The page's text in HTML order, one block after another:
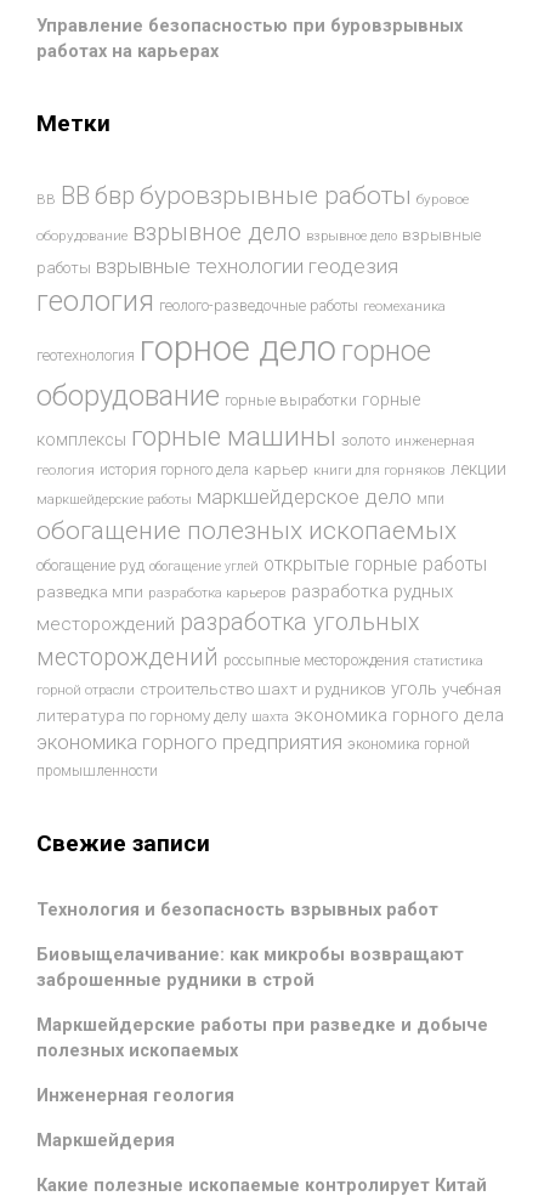
Управление безопасностью при буровзрывных
работах на карьерах
Метки
ВВ ВВ бвр буровзрывные работы буровое
оборудование взрывное дело взрывное дело взрывные
работы взрывные технологии геодезия
геология геолого-разведочные работы геомеханика
геотехнология горное дело горное
оборудование горные выработки горные
комплексы горные машины золото инженерная
геология история горного дела карьер книги для горняков лекции
маркшейдерские работы маркшейдерское дело мпи
обогащение полезных ископаемых
обогащение руд обогащение углей открытые горные работы
разведка мпи разработка карьеров разработка рудных
месторождений разработка угольных
месторождений россыпные месторождения статистика
горной отрасли строительство шахт и рудников уголь учебная
литература по горному делу шахта экономика горного дела
экономика горного предприятия экономика горной
промышленности
Свежие записи
Технология и безопасность взрывных работ
Биовыщелачивание: как микробы возвращают
заброшенные рудники в строй
Маркшейдерские работы при разведке и добыче
полезных ископаемых
Инженерная геология
Маркшейдерия
Какие полезные ископаемые контролирует Китай